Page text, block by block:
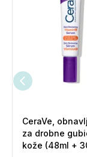
CeraVe,
za drobne
kože (48ml +